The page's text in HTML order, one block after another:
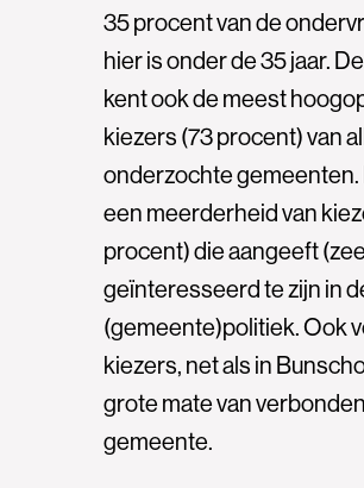
35 procent van de
hier is onder de 35 jaar.
kent ook de meest
kiezers (73 procent) van
onderzochte gemeenten.
een meerderheid van
procent) die aangeeft
geïnteresseerd te zijn in
(gemeente)politiek. Ook
kiezers, net als in
grote mate van
gemeente.